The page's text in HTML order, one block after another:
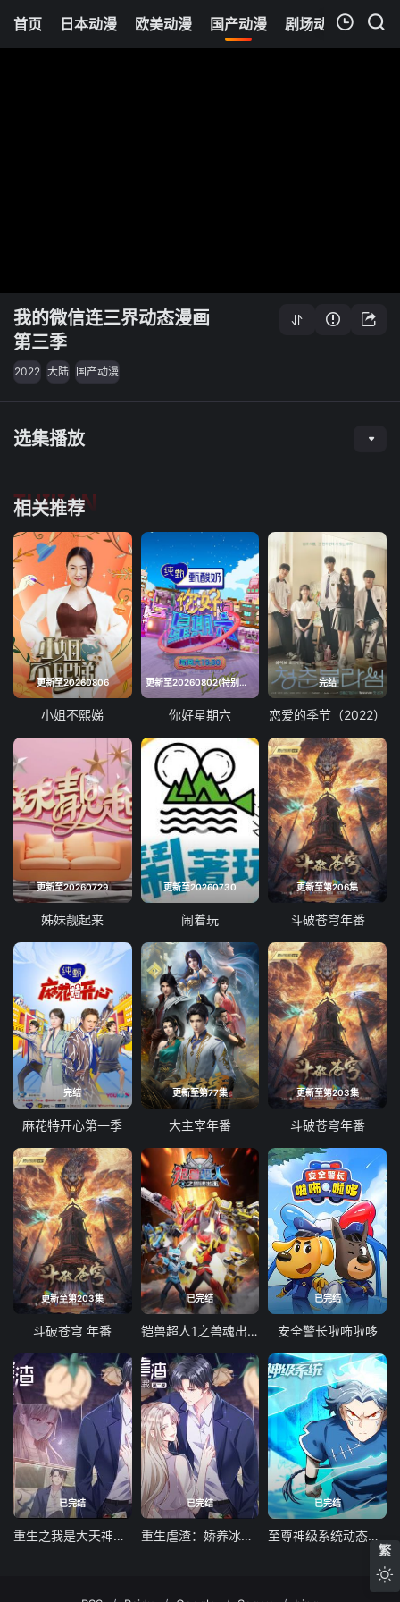
首页 日本动漫 欧美动漫 国产动漫 剧场动漫 追剧
我的微信连三界动态漫画
第三季
2022 大陆 国产动漫
选集播放
相关推荐
TUIJIAN
更新至20260806
小姐不熙娣
更新至20260802(特别企划)
你好星期六
完结
恋爱的季节（2022）
更新至20260729
姊妹靓起来
更新至20260730
闹着玩
更新至第206集
斗破苍穹年番
完结
麻花特开心第一季
更新至第77集
大主宰年番
更新至第203集
斗破苍穹年番
更新至第203集
斗破苍穹 年番
已完结
铠兽超人1之兽魂出击
已完结
安全警长啦咘啦哆
已完结
重生之我是大天神动态漫画第一季
已完结
重生虐渣：娇养冰山总裁动态漫画
已完结
至尊神级系统动态漫画第一季
繁